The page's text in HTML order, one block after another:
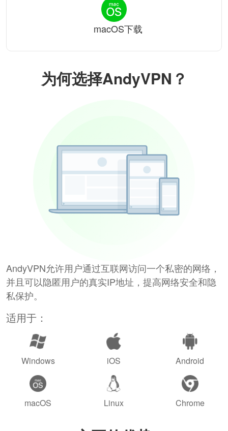
为何选择AndyVPN？
AndyVPN允许用户通过互联网访问一个私密的网络，
并且可以隐匿用户的真实IP地址，提高网络安全和隐
私保护。
适用于：
Windows iOS Android
macOS Linux Chrome
macOS下载